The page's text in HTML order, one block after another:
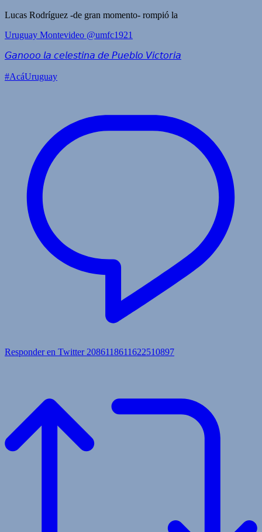
Lucas Rodríguez -de gran momento- rompió la
Uruguay Montevideo @umfc1921
𝘎𝘢𝘯𝘰𝘰𝘰 𝘭𝘢 𝘤𝘦𝘭𝘦𝘴𝘵𝘪𝘯𝘢 𝘥𝘦 𝘗𝘶𝘦𝘣𝘭𝘰 𝘝𝘪𝘤𝘵𝘰𝘳𝘪𝘢
#AcáUruguay
Responder en Twitter 2086118611622510897